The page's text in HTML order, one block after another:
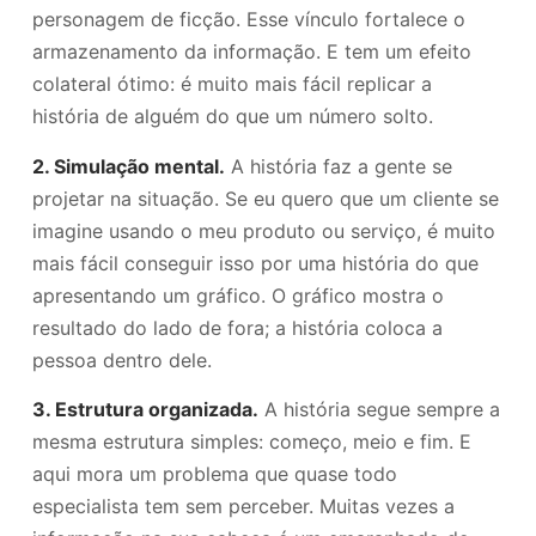
personagem de ficção. Esse vínculo fortalece o
armazenamento da informação. E tem um efeito
colateral ótimo: é muito mais fácil replicar a
história de alguém do que um número solto.
2. Simulação mental. A história faz a gente se
projetar na situação. Se eu quero que um cliente se
imagine usando o meu produto ou serviço, é muito
mais fácil conseguir isso por uma história do que
apresentando um gráfico. O gráfico mostra o
resultado do lado de fora; a história coloca a
pessoa dentro dele.
3. Estrutura organizada. A história segue sempre a
mesma estrutura simples: começo, meio e fim. E
aqui mora um problema que quase todo
especialista tem sem perceber. Muitas vezes a